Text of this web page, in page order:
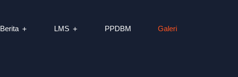
Berita LMS PPDBM Galeri